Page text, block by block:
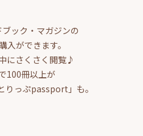
ック・マガジンの
入ができます。
にさくさく閲覧♪
100冊以上が
りっぷpassport」も。